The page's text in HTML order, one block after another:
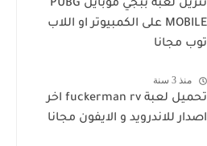
تنزيل لعبة ببجي موبايل PUBG
MOBILE على الكمبيوتر او اللاب
توب مجانا
منذ 3 سنة
تحميل لعبة fuckerman rv اخر
اصدار للاندرويد و الايفون مجانا